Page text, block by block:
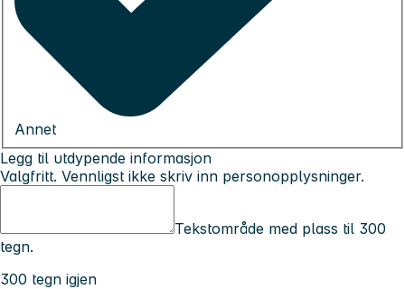
Annet
Legg til utdypende informasjon
Valgfritt. Vennligst ikke skriv inn personopplysninger.
Tekstområde med plass til 300
tegn.
300 tegn igjen